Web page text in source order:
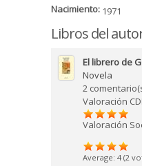
Nacimiento: 1971
Libros del
El librero de
Novela
2
Valoración
Valoración
Average: 4 (2